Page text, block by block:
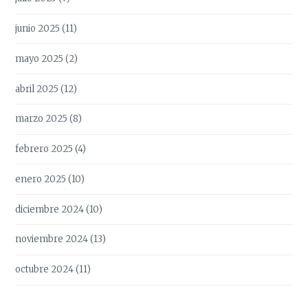
junio 2025 (11)
mayo 2025 (2)
abril 2025 (12)
marzo 2025 (8)
febrero 2025 (4)
enero 2025 (10)
diciembre 2024(10)
noviembre 2024(13)
octubre 2024(11)